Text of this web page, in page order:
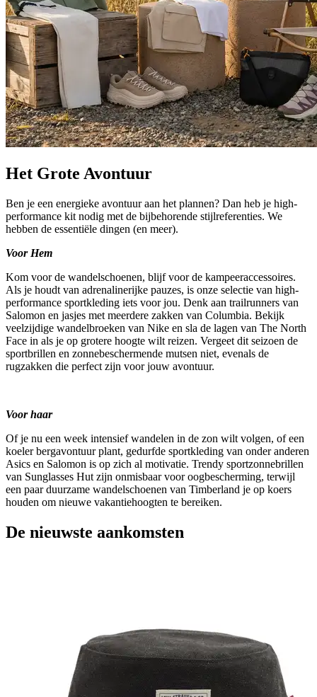
Het Grote Avontuur
Ben je een energieke avontuur aan het plannen? Dan heb je high-
performance kit nodig met de bijbehorende stijlreferenties. We
hebben de essentiële dingen (en meer).
Voor Hem
Kom voor de wandelschoenen, blijf voor de kampeeraccessoires.
Als je houdt van adrenalinerijke pauzes, is onze selectie van high-
performance sportkleding iets voor jou. Denk aan trailrunners van
Salomon en jasjes met meerdere zakken van Columbia. Bekijk
veelzijdige wandelbroeken van Nike en sla de lagen van The North
Face in als je op grotere hoogte wilt reizen. Vergeet dit seizoen de
sportbrillen en zonnebeschermende mutsen niet, evenals de
rugzakken die perfect zijn voor jouw avontuur.
Voor haar
Of je nu een week intensief wandelen in de zon wilt volgen, of een
koeler bergavontuur plant, gedurfde sportkleding van onder anderen
Asics en Salomon is op zich al motivatie. Trendy sportzonnebrillen
van Sunglasses Hut zijn onmisbaar voor oogbescherming, terwijl
een paar duurzame wandelschoenen van Timberland je op koers
houden om nieuwe vakantiehoogten te bereiken.
De nieuwste aankomsten